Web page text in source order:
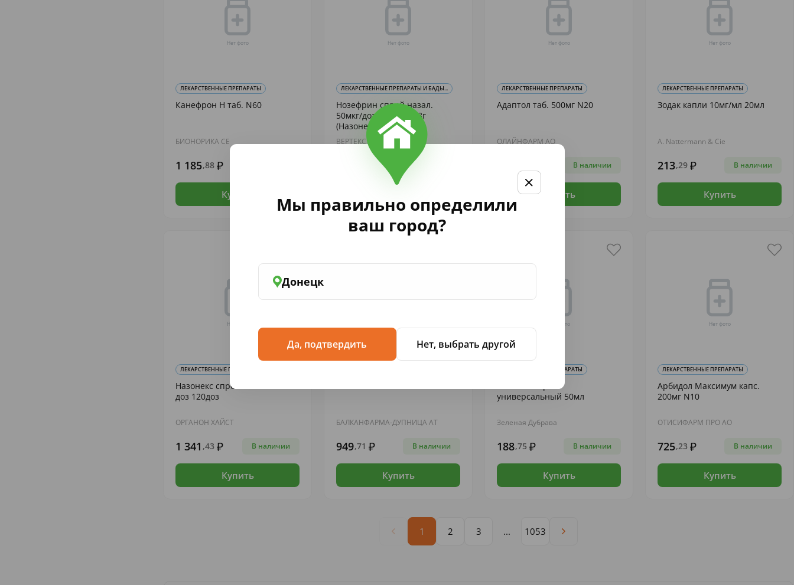
Мы правильно определили
ваш город?
Донецк
Да, подтвердить Нет, выбрать другой
ЛЕКАРСТВЕННЫЕ ПРЕПАРАТЫ
Канефрон Н таб. N60
БИОНОРИКА СЕ
1 185,88
Купить
ЛЕКАРСТВЕННЫЕ ПРЕПАРАТЫ И БАДЫ...
Нозефрин спрей назал.
50мкг/доза 120доз 18г
(Назонекс)
ВЕРТЕКС АО
В наличии
ЛЕКАРСТВЕННЫЕ ПРЕПАРАТЫ
Адаптол таб. 500мг N20
ОЛАЙНФАРМ АО
В наличии
Купить
ЛЕКАРСТВЕННЫЕ ПРЕПАРАТЫ
Зодак капли 10мг/мл 20мл
A. Nattermann & Cie
213,29 В наличии
Купить
ЛЕКАРСТВЕННЫЕ ПРЕПАРАТЫ И БАДЫ...
Назонекс спрей наз. 50мкг/
доз 120доз
ОРГАНОН ХАЙСТ
1 341 ,43 В наличии
Купить
БАЛКАНФАРМА-ДУПНИЦА АТ
949,71 В наличии
Купить
ЛЕКАРСТВЕННЫЕ ПРЕПАРАТЫ
универсальный 50мл
Зеленая Дубрава
188,75 В наличии
Купить
ЛЕКАРСТВЕННЫЕ ПРЕПАРАТЫ
Арбидол Максимум капс.
200мг N10
ОТИСИФАРМ ПРО АО
725,23 В наличии
Купить
1 2 3 ... 1053